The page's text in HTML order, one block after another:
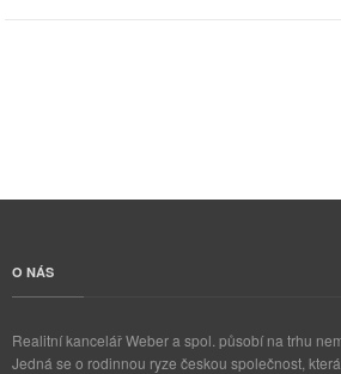
O NÁS
Realitní kancelář Weber a spol. působí na trhu
Jedná se o rodinnou ryze českou společnost,